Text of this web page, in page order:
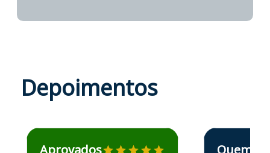
Depoimentos
Estudante José recomenda o Aprova Concursos em
Aprovados
Estudante Elais
Quem